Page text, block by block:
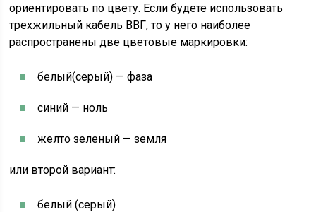
ориентировать по цвету. Если будете использовать
трехжильный кабель ВВГ, то у него наиболее
распространены две цветовые маркировки:
белый(серый) — фаза
синий — ноль
желто зеленый — земля
или второй вариант:
белый (серый)